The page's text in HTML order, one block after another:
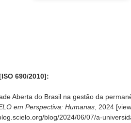
690/2010]:
Aberta do Brasil na gestão da
em Perspectiva: Humanas , 2024
blog/2024/06/07/a-